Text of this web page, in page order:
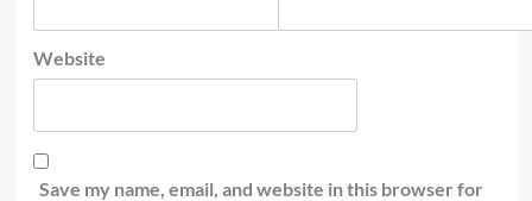
Website
Save my name, email, and website in this browser for